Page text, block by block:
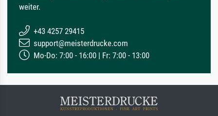
weiter.
+43 4257 29415
support@meisterdrucke.com
Mo-Do: 7:00 - 16:00 | Fr: 7:00 - 13:00